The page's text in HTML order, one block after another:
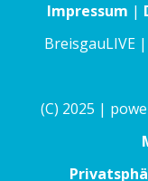
Impressum |
BreisgauLIVE
(C) 2025 |